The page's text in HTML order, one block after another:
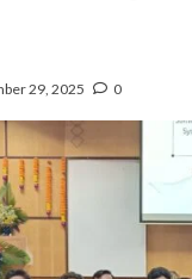
29, 2025 0